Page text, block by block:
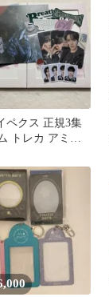
ペクス 正規3集
トレカ アミン